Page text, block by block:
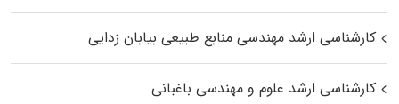
کارشناسی ارشد مهندسی منابع طبیعی بیابان زدایی
کارشناسی ارشد علوم و مهندسی باغبانی